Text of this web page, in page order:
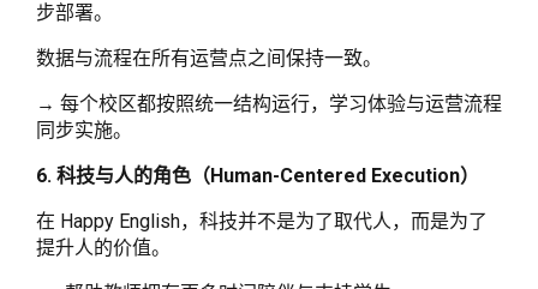
步部署。
数据与流程在所有运营点之间保持一致。
→ 每个校区都按照统一结构运行，学习体验与运营流程
同步实施。
6. 科技与人的角色（Human-Centered Execution）
在 Happy English，科技并不是为了取代人，而是为了
提升人的价值。